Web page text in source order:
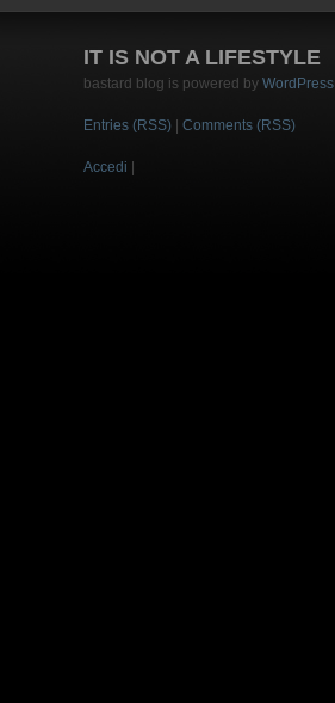
IT IS NOT A LIFESTYLE
bastard blog is powered by WordPress
Entries (RSS) Comments (RSS)
Accedi